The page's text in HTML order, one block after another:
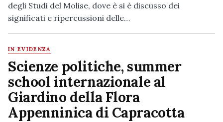
degli Studi del Molise, dove è si è discusso dei
significati e ripercussioni delle…
IN EVIDENZA
Scienze politiche, summer
school internazionale al
Giardino della Flora
Appenninica di Capracotta